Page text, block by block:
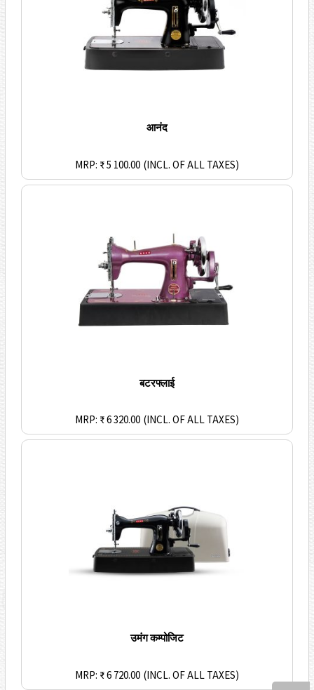
आनंद
MRP: ₹ 5 100.00 (INCL. OF ALL TAXES)
बटरफ्लाई
MRP: ₹ 6 320.00 (INCL. OF ALL TAXES)
उमंग कम्पोजिट
MRP: ₹ 6 720.00 (INCL. OF ALL TAXES)